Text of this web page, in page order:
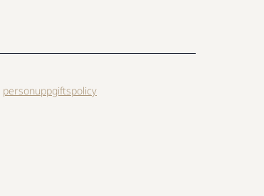
personuppgiftspolicy